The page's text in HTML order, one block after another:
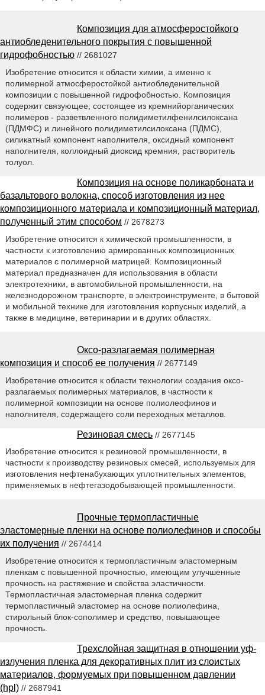
Композиция для атмосферостойкого
антиобледенительного покрытия с повышенной
гидрофобностью // 2681027
Изобретение относится к области химии, а именно к
полимерной атмосферостойкой антиобледенительной
композиции с повышенной гидрофобностью. Композиция
содержит связующее, состоящее из кремнийорганических
полимеров - разветвленного полидиметилфенилсилоксана
(ПДМФС) и линейного полидиметилсилоксана (ПДМС),
силикатный компонент наполнителя, оксидный компонент
наполнителя, коллоидный диоксид кремния, растворитель
толуол.
Композиция на основе поликарбоната и
базальтового волокна, способ изготовления из нее
композиционного материала и композиционный материал,
полученный этим способом // 2678273
Изобретение относится к химической промышленности, в
частности к изготовлению армированных композиционных
материалов с полимерной матрицей. Композиционный
материал предназначен для использования в области
электротехники, в автомобильной промышленности, на
железнодорожном транспорте, в электроинструменте, в бытовой
и мобильной технике для изготовления корпусных изделий, а
также в медицине, ветеринарии и в других областях.
Оксо-разлагаемая полимерная
композиция и способ ее получения // 2677149
Изобретение относится к области технологии создания оксо-
разлагаемых полимерных материалов, в частности к
полимерной композиции на основе полиолеофинов и
наполнителя, содержащего соли переходных металлов.
Резиновая смесь // 2677145
Изобретение относится к резиновой промышленности, в
частности к производству резиновых смесей, используемых для
изготовления нефтенабухающих уплотнительных элементов,
применяемых в нефтегазодобывающей промышленности.
Прочные термопластичные
эластомерные пленки на основе полиолефинов и способы
их получения // 2674414
Изобретение относится к термопластичным эластомерным
пленкам с повышенной прочностью, имеющим улучшенные
прочность на растяжение и свойства эластичности.
Термопластичная эластомерная пленка содержит
термопластичный эластомер на основе полиолефина,
стирольный блок-сополимер и средство, повышающее
прочность.
Трехслойная защитная в отношении уф-
излучения пленка для декоративных плит из слоистых
материалов, формуемых при повышенном давлении
(hpl) // 2687941